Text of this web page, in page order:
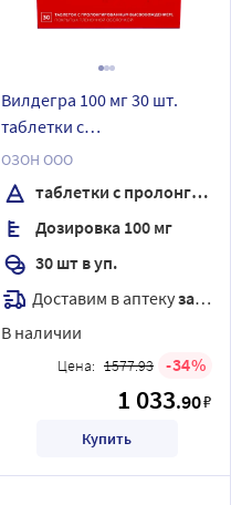
Вилдегра 100 мг 30 шт.
таблетки с
пролонгированным
высвобождением,
покрытые пленочной
оболочкой
ОЗОН ООО
таблетки с пролонгированным высвобождением, покрытые пленочной оболочкой
Дозировка 100 мг
30 шт в уп.
Доставим в аптекузавтра
В наличии
Цена: 1577.93 34
1 033.90₽
Купить